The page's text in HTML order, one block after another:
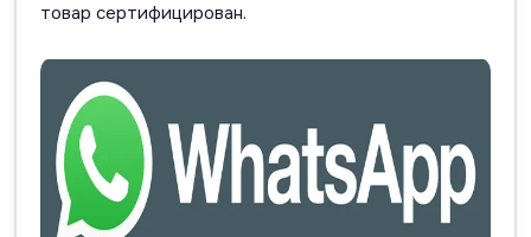
товар сертифицирован.